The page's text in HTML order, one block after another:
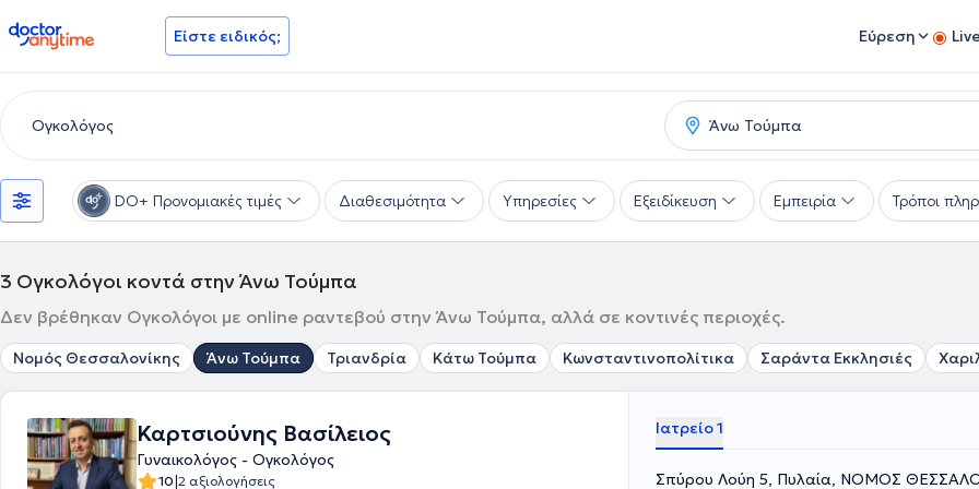
doctoranytime Είστε ειδικός; Εύρεση
DO+ Προνομιακές τιμές Διαθεσιμότητα Υπηρεσίες Εξειδίκευση Εμπειρία Τρόποι
3 Ογκολόγοι κοντά στην Άνω Τούμπα
Δεν βρέθηκαν Ογκολόγοι με online ραντεβού στην Άνω Τούμπα, αλλά σε κοντινές περιοχές.
Νομός Θεσσαλονίκης Άνω Τούμπα Τριανδρία Κάτω Τούμπα Κωνσταντινοπολίτικα Σαράντα Εκκλησιές
Καρτσιούνης Βασίλειος
Γυναικολόγος - Ογκολόγος
10|2 αξιολογήσεις
Ιατρείο 1
Σπύρου Λούη 5, Πυλαία, ΝΟΜΟΣ